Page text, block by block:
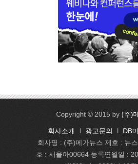
Copyright © 2015 by (주)
회사소개 l 광고문의 l
DB
회사명 : (주)메가뉴스 제호 : 뉴
호 : 서울아00664 등록연월일 :